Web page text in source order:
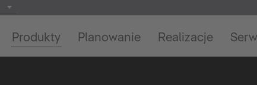
Produkty Planowanie Realizacje